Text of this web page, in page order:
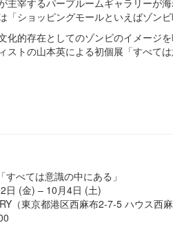
「ショッピングモールといえばゾン
化的存在としてのゾンビのイメージ
ストの山本英による初個展「すべて
べては意識の中にある」
日 (金) – 10月4日 (土)
（東京都港区西麻布2-7-5 ハウス西